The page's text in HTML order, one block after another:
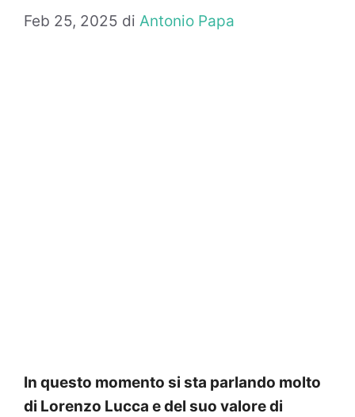
Feb 25, 2025 di Antonio Papa
In questo momento si sta parlando molto
di Lorenzo Lucca e del suo valore di